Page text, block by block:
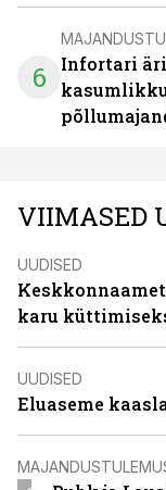
6
Infortari
VIIMASED
UUDISED
karu
UUDISED
Eluaseme